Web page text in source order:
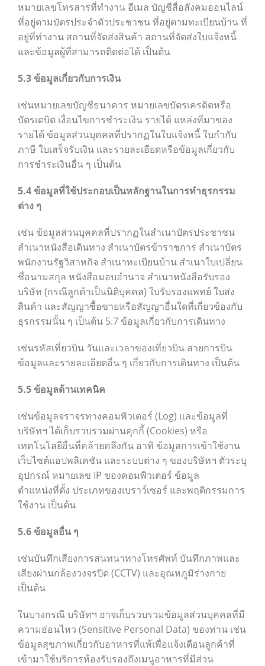
หมายเลขโทรสารที่ทำงาน อีเมล บัญชีสื่อสังคมออนไลน์
ที่อยู่ตามบัตรประจำตัวประชาชน ที่อยู่ตามทะเบียนบ้าน ที่
อยู่ที่ทำงาน สถานที่จัดส่งสินค้า สถานที่จัดส่งใบแจ้งหนี้
และข้อมูลผู้ที่สามารถติดต่อได้ เป็นต้น
5.3ข้อมูลเกี่ยวกับการเงิน
เช่นหมายเลขบัญชีธนาคาร หมายเลขบัตรเครดิตหรือ
บัตรเดบิต เงื่อนไขการชำระเงิน รายได้ แหล่งที่มาของ
รายได้ ข้อมูลส่วนบุคคลที่ปรากฏในใบแจ้งหนี้ ใบกำกับ
ภาษี ใบเสร็จรับเงิน และรายละเอียดหรือข้อมูลเกี่ยวกับ
การชำระเงินอื่น ๆ เป็นต้น
5.4ข้อมูลที่ใช้ประกอบเป็นหลักฐานในการทำธุรกรรม
ต่าง ๆ
เช่น ข้อมูลส่วนบุคคลที่ปรากฏในสำเนาบัตรประชาชน
สำเนาหนังสือเดินทาง สำเนาบัตรข้าราชการ สำเนาบัตร
พนักงานรัฐวิสาหกิจ สำเนาทะเบียนบ้าน สำเนาใบเปลี่ยน
ชื่อนามสกุล หนังสือมอบอำนาจ สำเนาหนังสือรับรอง
บริษัท (กรณีลูกค้าเป็นนิติบุคคล) ใบรับรองแพทย์ ใบส่ง
สินค้า และสัญญาซื้อขายหรือสัญญาอื่นใดที่เกี่ยวข้องกับ
ธุรกรรมนั้น ๆ เป็นต้น 5.7 ข้อมูลเกี่ยวกับการเดินทาง
เช่นรหัสเที่ยวบิน วันและเวลาของเที่ยวบิน สายการบิน
ข้อมูลและรายละเอียดอื่น ๆ เกี่ยวกับการเดินทาง เป็นต้น
5.5ข้อมูลด้านเทคนิค
เช่นข้อมูลจราจรทางคอมพิวเตอร์ (Log) และข้อมูลที่
บริษัทฯ ได้เก็บรวบรวมผ่านคุกกี้ (Cookies) หรือ
เทคโนโลยีอื่นที่คล้ายคลึงกัน อาทิ ข้อมูลการเข้าใช้งาน
เว็บไซต์แอปพลิเคชัน และระบบต่าง ๆ ของบริษัทฯ ตัวระบุ
อุปกรณ์ หมายเลข IP ของคอมพิวเตอร์ ข้อมูล
ตำแหน่งที่ตั้ง ประเภทของเบราว์เซอร์ และพฤติกรรมการ
ใช้งาน เป็นต้น
5.6ข้อมูลอื่น ๆ
เช่นบันทึกเสียงการสนทนาทางโทรศัพท์ บันทึกภาพและ
เสียงผ่านกล้องวงจรปิด (CCTV) และอุณหภูมิร่างกาย
เป็นต้น
ในบางกรณี บริษัทฯ อาจเก็บรวบรวมข้อมูลส่วนบุคคลที่มี
ความอ่อนไหว (Sensitive Personal Data) ของท่าน เช่น
ข้อมูลสุขภาพเกี่ยวกับอาหารที่แพ้เพื่อแจ้งเตือนลูกค้าที่
เข้ามาใช้บริการห้องรับรองถึงเมนูอาหารที่มีส่วน